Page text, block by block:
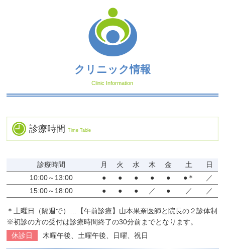
クリニック情報
Clinic Information
診療時間Time Table
診療時間 月 火 水 木 金 土
日
10:00～13:00
● ● ● ● ● ●＊
／
15:00～18:00
● ● ● ／ ● ／ ／
＊土曜日（隔週で）…【午前診療】山本果奈医師と院長の２診体制
※初診の方の受付は診療時間終了の30分前までとなります。
休診日
木曜午後、土曜午後、日曜、祝日